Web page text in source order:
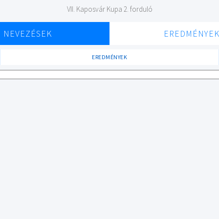
VII. Kaposvár Kupa 2. forduló
NEVEZÉSEK EREDMÉNYEK
EREDMÉNYEK